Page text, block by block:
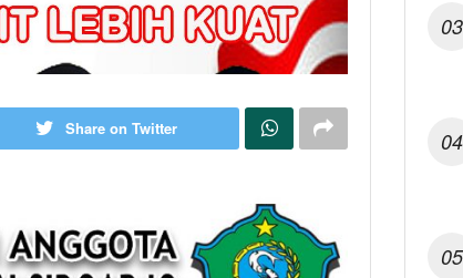
Share on Twitter